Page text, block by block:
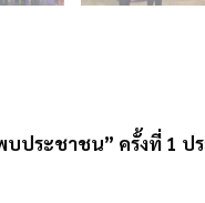
บประชาชน” ครั้งที่ 1